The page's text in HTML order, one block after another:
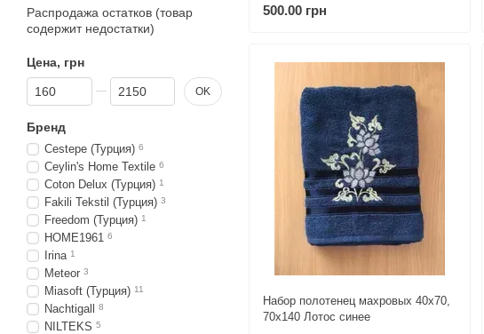
500.00 грн
Набор полотенец махровых 40х70,
70х140 Лотос синее
Распродажа остатков (товар
содержит недостатки)
Цена, грн
От Цена, грн
До Цена, грн OK
Бренд
Cestepe (Турция) 6
Ceylin's Home Textile 6
Coton Delux (Турция) 1
Fakili Tekstil (Турция) 3
Freedom (Турция) 1
HOME1961 6
Irina 1
Meteor 3
Miasoft (Турция) 11
Nachtigall 8
NILTEKS 5